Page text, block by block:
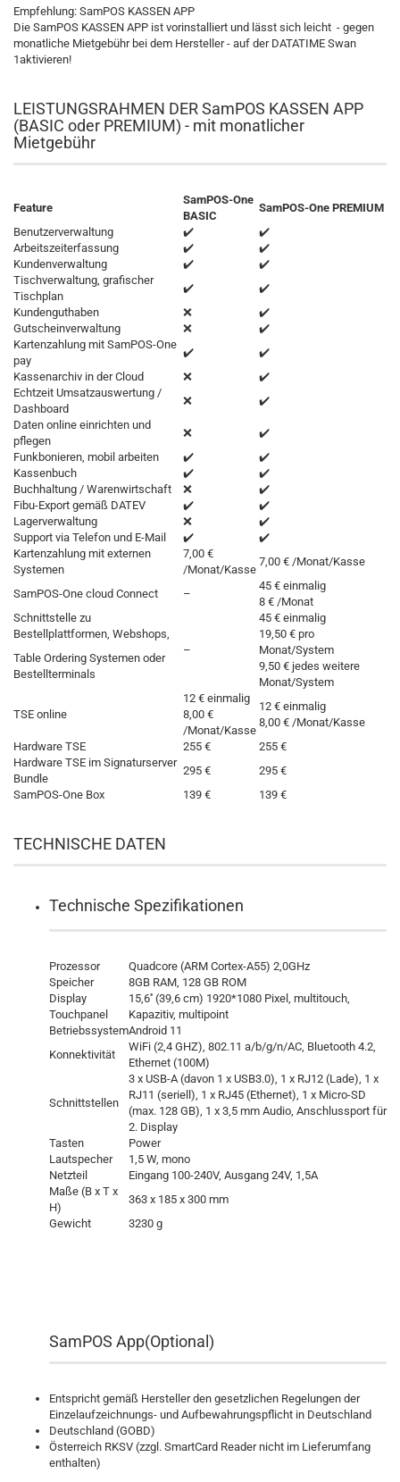
Empfehlung: SamPOS KASSEN APP
Die SamPOS KASSEN APP ist vorinstalliert und lässt sich leicht - gegen
monatliche Mietgebühr bei dem Hersteller - auf der DATATIME Swan
1aktivieren!
LEISTUNGSRAHMEN DER SamPOS KASSEN APP
(BASIC oder PREMIUM) - mit monatlicher
Mietgebühr
Feature
SamPOS-One
BASIC
SamPOS-One PREMIUM
Benutzerverwaltung
✔️
✔️
Arbeitszeiterfassung
✔️
✔️
Kundenverwaltung
✔️
✔️
Tischverwaltung, grafischer
Tischplan
✔️
✔️
Kundenguthaben
❌
✔️
Gutscheinverwaltung
❌
✔️
Kartenzahlung mit SamPOS-One
pay
✔️
✔️
Kassenarchiv in der Cloud
❌
✔️
Echtzeit Umsatzauswertung /
Dashboard
❌
✔️
Daten online einrichten und
pflegen
❌
✔️
Funkbonieren, mobil arbeiten
✔️
✔️
Kassenbuch
✔️
✔️
Buchhaltung / Warenwirtschaft
❌
✔️
Fibu-Export gemäß DATEV
✔️
✔️
Lagerverwaltung
❌
✔️
Support via Telefon und E-Mail
✔️
✔️
Kartenzahlung mit externen
Systemen
7,00 €
/Monat/Kasse
7,00 € /Monat/Kasse
SamPOS-One cloud Connect –
45 € einmalig
8 € /Monat
Schnittstelle zu
Bestellplattformen, Webshops,
Table Ordering Systemen oder
Bestellterminals
–
45 € einmalig
19,50 € pro
Monat/System
9,50 € jedes weitere
Monat/System
TSE online
12 € einmalig
8,00 €
/Monat/Kasse
12 € einmalig
8,00 € /Monat/Kasse
Hardware TSE
255 €
255 €
Hardware TSE im Signaturserver
Bundle
295 €
295 €
SamPOS-One Box
139 € 139 €
TECHNISCHE DATEN
Technische Spezifikationen
Prozessor
Quadcore (ARM Cortex-A55) 2,0GHz
Speicher
8GB RAM, 128 GB ROM
Display
15,6'' (39,6 cm) 1920*1080 Pixel, multitouch,
Touchpanel
Kapazitiv, multipoint
BetriebssystemAndroid 11
Konnektivität
WiFi (2,4 GHZ), 802.11 a/b/g/n/AC, Bluetooth 4.2,
Ethernet (100M)
Schnittstellen
3 x USB-A (davon 1 x USB3.0), 1 x RJ12 (Lade), 1 x
RJ11 (seriell), 1 x RJ45 (Ethernet), 1 x Micro-SD
(max. 128 GB), 1 x 3,5 mm Audio, Anschlussport für
2. Display
Tasten
Power
Lautspecher
1,5 W, mono
Netzteil
Eingang 100-240V, Ausgang 24V, 1,5A
Maße (B x T x
H)
363 x 185 x 300 mm
Gewicht
3230 g
SamPOS App(Optional)
Entspricht gemäß Hersteller den gesetzlichen Regelungen der
Einzelaufzeichnungs- und Aufbewahrungspflicht in Deutschland
Deutschland (GOBD)
Österreich RKSV (zzgl. SmartCard Reader nicht im Lieferumfang
enthalten)